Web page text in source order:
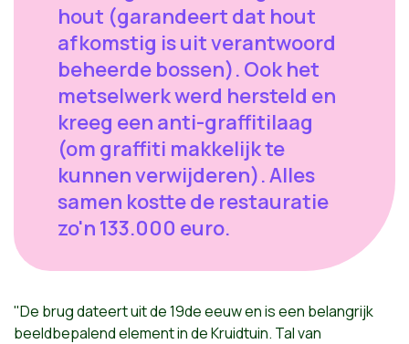
hout (garandeert dat hout
afkomstig is uit verantwoord
beheerde bossen). Ook het
metselwerk werd hersteld en
kreeg een anti-graffitilaag
(om graffiti makkelijk te
kunnen verwijderen). Alles
samen kostte de restauratie
zo'n 133.000 euro.
"De brug dateert uit de 19de eeuw en is een belangrijk
beeldbepalend element in de Kruidtuin. Tal van